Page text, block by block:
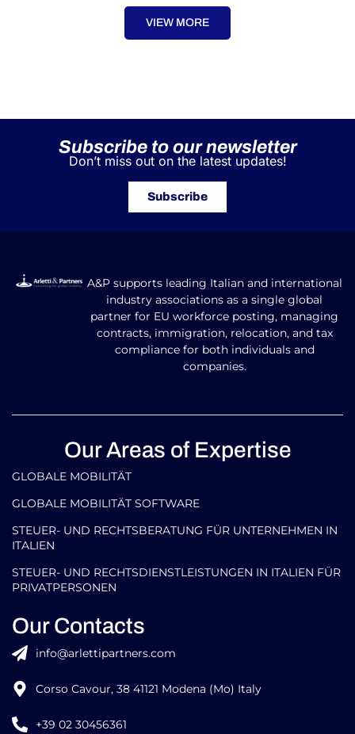
VIEW MORE
Subscribe to our newsletter
Don’t miss out on the latest updates!
Subscribe
A&P supports leading Italian and international
industry associations as a single global
partner for EU workforce posting, managing
contracts, immigration, relocation, and tax
compliance for both individuals and
companies.
Our Areas of Expertise
GLOBALE MOBILITÄT
GLOBALE MOBILITÄT SOFTWARE
STEUER- UND RECHTSBERATUNG FÜR UNTERNEHMEN IN
ITALIEN
STEUER- UND RECHTSDIENSTLEISTUNGEN IN ITALIEN FÜR
PRIVATPERSONEN
Our Contacts
info@arlettipartners.com
Corso Cavour, 38 41121 Modena (Mo) Italy
+39 02 30456361